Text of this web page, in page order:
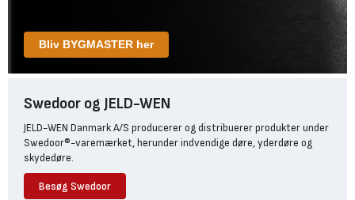
Bliv BYGMASTER her
Swedoor og JELD-WEN
JELD-WEN Danmark A/S producerer og distribuerer produkter under
Swedoor®-varemærket, herunder indvendige døre, yderdøre og
skydedøre.
Besøg Swedoor